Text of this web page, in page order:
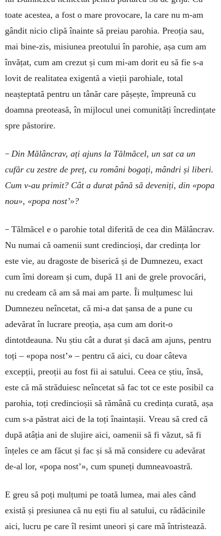
toate acestea, a fost o mare provocare, la care nu m-am
gândit nicio clipă înainte să preiau parohia. Pre­o­ția sau,
mai bine-zis, misiunea preotului în parohie, așa cum am
învățat, cum am crezut și cum mi-am dorit eu să fie s-a
lovit de realitatea exigentă a vieții parohiale, total
neașteptată pentru un tânăr care pășește, împreună cu
doamna preoteasă, în mijlocul unei comunități încredințate
spre păstorire.
– Din Mălâncrav, ați ajuns la Tălmăcel, un sat ca un
cufăr cu zestre de preț, cu români bogați, mândri și liberi.
Cum v-au primit? Cât a durat până să deveniți, din «popa
nou», «popa nost’»?
– Tălmăcel e o parohie total diferită de cea din Mălâncrav.
Nu numai că oamenii sunt credincioși, dar credința lor
este vie, au dragoste de biserică și de Dumnezeu, exact
cum îmi doream și cum, după 11 ani de grele provocări,
nu credeam că am să mai am parte. Îi mulțumesc lui
Dumnezeu neîncetat, că mi-a dat șansa de a pune cu
adevărat în lucrare preoția, așa cum am dorit-o
dintotdeauna. Nu știu cât a durat și dacă am ajuns, pentru
toți – «popa nost’» – pentru că aici, cu doar câteva
excepții, preoții au fost fii ai satului. Ceea ce știu, însă,
este că mă străduiesc neîncetat să fac tot ce este posibil ca
parohia, toți credincioșii să rămână cu credința curată, așa
cum s-a păstrat aici de la toți înaintașii. Vreau să cred că
după atâția ani de slujire aici, oamenii să fi văzut, să fi
înțeles ce am făcut și fac și să mă considere cu adevărat
de-al lor, «popa nost’», cum spuneți dumneavoastră.
E greu să poți mulțumi pe toată lumea, mai ales când
există și presiunea că nu ești fiu al satului, cu rădăcinile
aici, lucru pe care îl resimt uneori și care mă întristează.